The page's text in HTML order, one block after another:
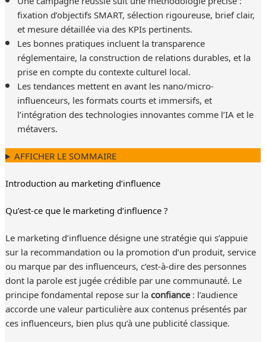
fixation d’objectifs SMART, sélection rigoureuse, brief clair,
et mesure détaillée via des KPIs pertinents.
Les bonnes pratiques incluent la transparence
réglementaire, la construction de relations durables, et la
prise en compte du contexte culturel local.
Les tendances mettent en avant les nano/micro-
influenceurs, les formats courts et immersifs, et
l’intégration des technologies innovantes comme l’IA et le
métavers.
AFFICHER LE SOMMAIRE
Introduction au marketing d’influence
Qu’est-ce que le marketing d’influence ?
Le marketing d’influence désigne une stratégie qui s’appuie
sur la recommandation ou la promotion d’un produit, service
ou marque par des influenceurs, c’est-à-dire des personnes
dont la parole est jugée crédible par une communauté. Le
principe fondamental repose sur laconfiance: l’audience
accorde une valeur particulière aux contenus présentés par
ces influenceurs, bien plus qu’à une publicité classique.